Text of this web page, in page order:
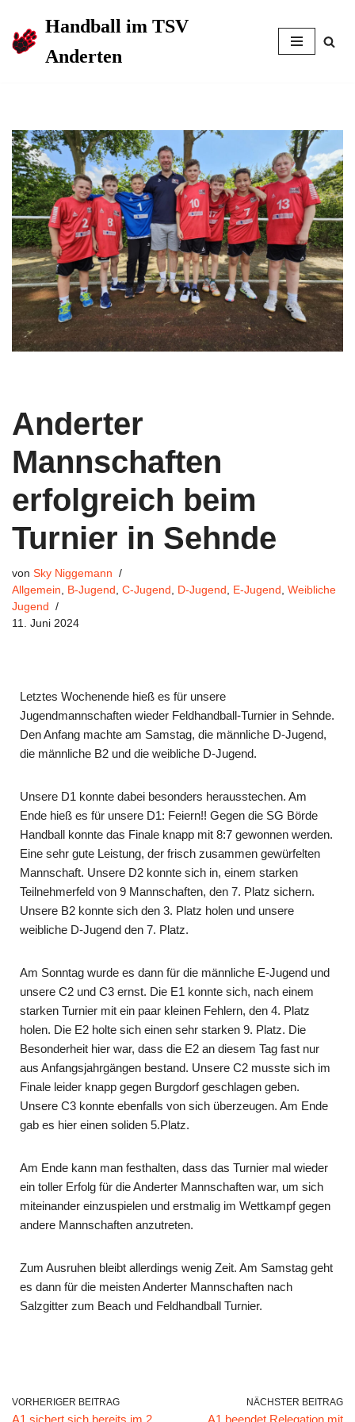
Zum
Handball im TSV
Anderten
Anderter
Mannschaften
erfolgreich beim
Turnier in Sehnde
von Sky Niggemann
Allgemein
B-Jugend C-Jugend D-Jugend E-Jugend Weibliche
Jugend
11. Juni 2024
Letztes Wochenende hieß es für unsere
Jugendmannschaften wieder Feldhandball-Turnier in Sehnde.
Den Anfang machte am Samstag, die männliche D-Jugend,
die männliche B2 und die weibliche D-Jugend.
Unsere D1 konnte dabei besonders herausstechen. Am
Ende hieß es für unsere D1: Feiern!! Gegen die SG Börde
Handball konnte das Finale knapp mit 8:7 gewonnen werden.
Eine sehr gute Leistung, der frisch zusammen gewürfelten
Mannschaft. Unsere D2 konnte sich in, einem starken
Teilnehmerfeld von 9 Mannschaften, den 7. Platz sichern.
Unsere B2 konnte sich den 3. Platz holen und unsere
weibliche D-Jugend den 7. Platz.
Am Sonntag wurde es dann für die männliche E-Jugend und
unsere C2 und C3 ernst. Die E1 konnte sich, nach einem
starken Turnier mit ein paar kleinen Fehlern, den 4. Platz
holen. Die E2 holte sich einen sehr starken 9. Platz. Die
Besonderheit hier war, dass die E2 an diesem Tag fast nur
aus Anfangsjahrgängen bestand. Unsere C2 musste sich im
Finale leider knapp gegen Burgdorf geschlagen geben.
Unsere C3 konnte ebenfalls von sich überzeugen. Am Ende
gab es hier einen soliden 5.Platz.
Am Ende kann man festhalten, dass das Turnier mal wieder
ein toller Erfolg für die Anderter Mannschaften war, um sich
miteinander einzuspielen und erstmalig im Wettkampf gegen
andere Mannschaften anzutreten.
Zum Ausruhen bleibt allerdings wenig Zeit. Am Samstag geht
es dann für die meisten Anderter Mannschaften nach
Salzgitter zum Beach und Feldhandball Turnier.
VORHERIGER BEITRAG
A1 sichert sich bereits im 2.
NÄCHSTER BEITRAG
A1 beendet Relegation mit